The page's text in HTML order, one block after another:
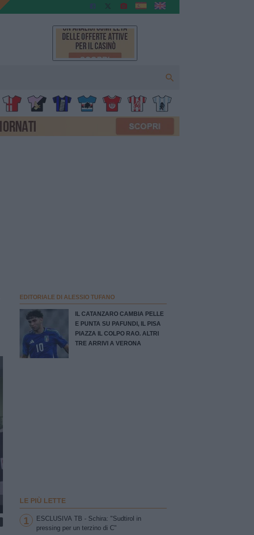
EDITORIALE DI ALESSIO TUFANO
IL CATANZARO CAMBIA PELLE
E PUNTA SU PAFUNDI, IL PISA
PIAZZA IL COLPO RAO. ALTRI
TRE ARRIVI A VERONA
LE PIÙ LETTE
1
ESCLUSIVA TB - Schira: "Sudtirol in
pressing per un terzino di C"